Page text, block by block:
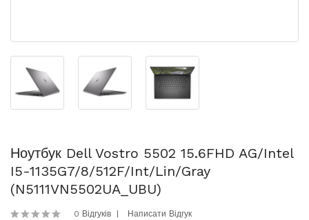
Ноутбук Dell Vostro 5502 15.6FHD AG/Intel
I5-1135G7/8/512F/int/Lin/Gray
(N5111VN5502UA_UBU)
0 Відгуків Написати Відгук